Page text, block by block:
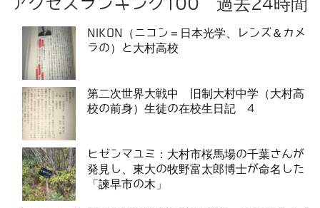
NIKON（ニコン＝日本光学、レンズ＆カメ
ラの）と大村高校
第二次世界大戦中 旧制大村中学（大村高
校の前身）生徒の在校生日記 4
ヒゼンマユミ：大村市桜馬場の千葉さんが
発見し、東大の牧野富太郎博士が命名した
「諫早市の木」